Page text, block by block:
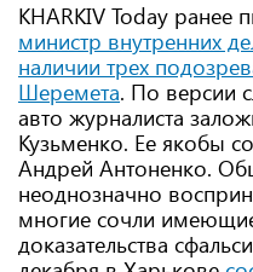
KHARKIV Today ранее
министр внутренних
наличии трех
Шеремета. По версии
авто журналиста
Кузьменко. Ее якобы
Андрей Антоненко.
неоднозначно
многие сочли
доказательства